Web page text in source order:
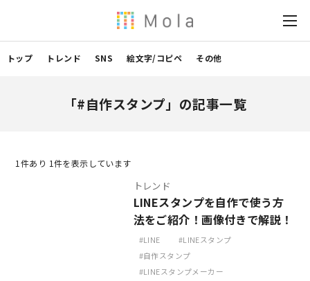
トップ トレンド SNS 絵文字/コピペ その他
「#自作スタンプ」の記事一覧
1 件あり 1件を表示しています
トレンド
LINEスタンプを自作で使う方
法をご紹介！画像付きで解説！
LINE
LINEスタンプ
自作スタンプ
LINEスタンプメーカー